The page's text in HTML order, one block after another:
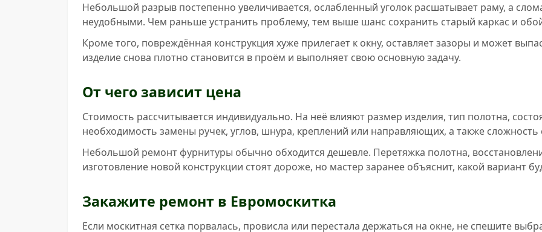
Небольшой разрыв постепенно увеличивается, ослабленный уголок расшатывает раму, а
неудобными. Чем раньше устранить проблему, тем выше шанс сохранить старый каркас и
Кроме того, повреждённая конструкция хуже прилегает к окну, оставляет зазоры и может
изделие снова плотно становится в проём и выполняет свою основную задачу.
От чего зависит цена
Стоимость рассчитывается индивидуально. На неё влияют размер изделия, тип полотна,
необходимость замены ручек, углов, шнура, креплений или направляющих, а также сложность
Небольшой ремонт фурнитуры обычно обходится дешевле. Перетяжка полотна,
изготовление новой конструкции стоят дороже, но мастер заранее объяснит, какой вариант
Закажите ремонт в Евромоскитка
Если москитная сетка порвалась, провисла или перестала держаться на окне, не спешите